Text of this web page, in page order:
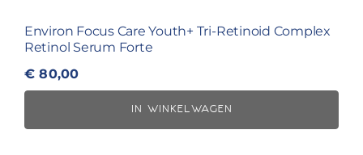
Environ Focus Care Youth+ Tri-Retinoid Complex
Retinol Serum Forte
€ 80,00
IN WINKELWAGEN